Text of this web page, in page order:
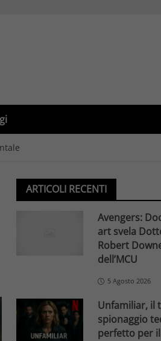
ARTICOLI RECENTI
Avengers:
art svela
Robert
dell’MCU
5 Agosto 2026
Unfamiliar, il
spionaggio
perfetto per